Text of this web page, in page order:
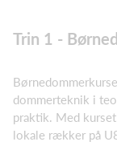
Trin 1 -
dommerteknik i
praktik. Med
lokale rækker på